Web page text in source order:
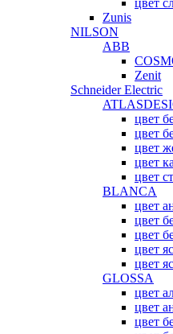
цвет
Zunis
NILSON
ABB
Zenit
Schneider Electric
цвет
цвет
цвет
цвет
цвет
BLANCA
цвет
цвет
цвет
цвет
цвет
GLOSSA
цвет
цвет
цвет